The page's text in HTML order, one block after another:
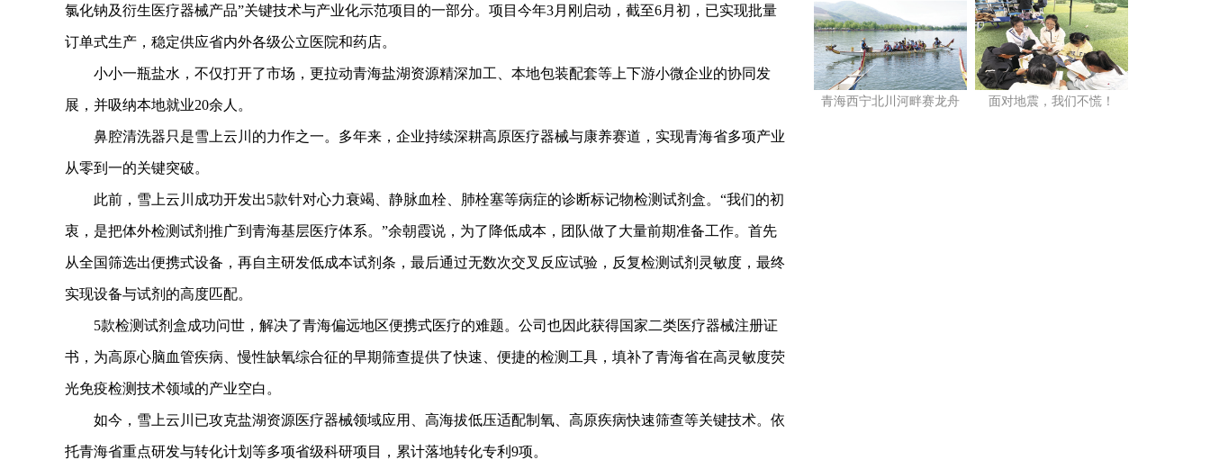
氯化钠及衍生医疗器械产品”关键技术与产业化示范项目的一部分。项目今年3月刚启动，截至6月初，已实现批量
订单式生产，稳定供应省内外各级公立医院和药店。
小小一瓶盐水，不仅打开了市场，更拉动青海盐湖资源精深加工、本地包装配套等上下游小微企业的协同发
展，并吸纳本地就业20余人。
鼻腔清洗器只是雪上云川的力作之一。多年来，企业持续深耕高原医疗器械与康养赛道，实现青海省多项产业
从零到一的关键突破。
此前，雪上云川成功开发出5款针对心力衰竭、静脉血栓、肺栓塞等病症的诊断标记物检测试剂盒。“我们的初
衷，是把体外检测试剂推广到青海基层医疗体系。”余朝霞说，为了降低成本，团队做了大量前期准备工作。首先
从全国筛选出便携式设备，再自主研发低成本试剂条，最后通过无数次交叉反应试验，反复检测试剂灵敏度，最终
实现设备与试剂的高度匹配。
5款检测试剂盒成功问世，解决了青海偏远地区便携式医疗的难题。公司也因此获得国家二类医疗器械注册证
书，为高原心脑血管疾病、慢性缺氧综合征的早期筛查提供了快速、便捷的检测工具，填补了青海省在高灵敏度荧
光免疫检测技术领域的产业空白。
如今，雪上云川已攻克盐湖资源医疗器械领域应用、高海拔低压适配制氧、高原疾病快速筛查等关键技术。依
托青海省重点研发与转化计划等多项省级科研项目，累计落地转化专利9项。
青海西宁北川河畔赛龙舟 面对地震，我们不慌！